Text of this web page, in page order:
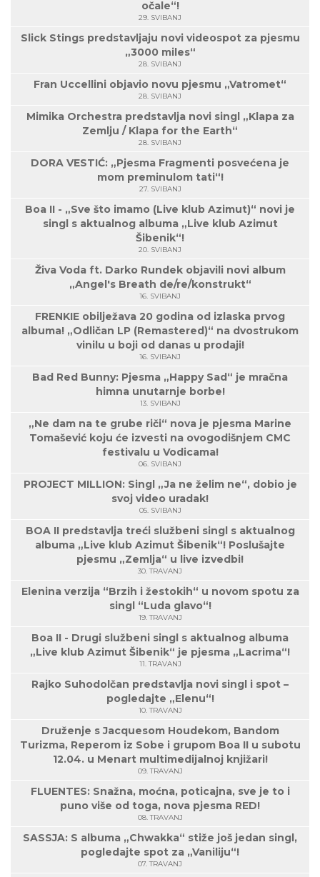
očale“!
29. SVIBANJ
Slick Stings predstavljaju novi videospot za pjesmu
„3000 miles“
28. SVIBANJ
Fran Uccellini objavio novu pjesmu „Vatromet“
28. SVIBANJ
Mimika Orchestra predstavlja novi singl „Klapa za
Zemlju / Klapa for the Earth“
28. SVIBANJ
DORA VESTIĆ: „Pjesma Fragmenti posvećena je
mom preminulom tati“!
27. SVIBANJ
Boa II - „Sve što imamo (Live klub Azimut)“ novi je
singl s aktualnog albuma „Live klub Azimut
Šibenik“!
20. SVIBANJ
Živa Voda ft. Darko Rundek objavili novi album
„Angel's Breath de/re/konstrukt“
16. SVIBANJ
FRENKIE obilježava 20 godina od izlaska prvog
albuma! „Odličan LP (Remastered)“ na dvostrukom
vinilu u boji od danas u prodaji!
16. SVIBANJ
Bad Red Bunny: Pjesma „Happy Sad“ je mračna
himna unutarnje borbe!
13. SVIBANJ
„Ne dam na te grube riči“ nova je pjesma Marine
Tomašević koju će izvesti na ovogodišnjem CMC
festivalu u Vodicama!
06. SVIBANJ
PROJECT MILLION: Singl „Ja ne želim ne“, dobio je
svoj video uradak!
05. SVIBANJ
BOA II predstavlja treći službeni singl s aktualnog
albuma „Live klub Azimut Šibenik“! Poslušajte
pjesmu „Zemlja“ u live izvedbi!
30. TRAVANJ
Elenina verzija “Brzih i žestokih“ u novom spotu za
singl “Luda glavo“!
19. TRAVANJ
Boa II - Drugi službeni singl s aktualnog albuma
„Live klub Azimut Šibenik“ je pjesma „Lacrima“!
11. TRAVANJ
Rajko Suhodolčan predstavlja novi singl i spot –
pogledajte „Elenu“!
10. TRAVANJ
Druženje s Jacquesom Houdekom, Bandom
Turizma, Reperom iz Sobe i grupom Boa II u subotu
12.04. u Menart multimedijalnoj knjižari!
09. TRAVANJ
FLUENTES: Snažna, moćna, poticajna, sve je to i
puno više od toga, nova pjesma RED!
08. TRAVANJ
SASSJA: S albuma „Chwakka“ stiže još jedan singl,
pogledajte spot za „Vaniliju“!
07. TRAVANJ